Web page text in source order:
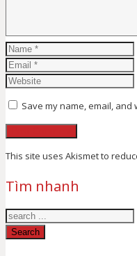
Save my name, email,
This site uses Akismet to
Tìm nhanh
Search